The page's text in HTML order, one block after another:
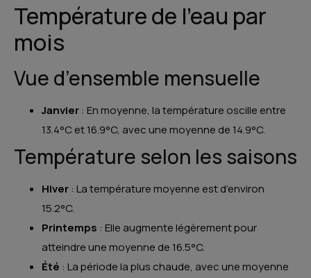
Température de l’eau par
mois
Vue d’ensemble mensuelle
Janvier : En moyenne, la température oscille entre
13.4°C et 16.9°C, avec une moyenne de 14.9°C.
Température selon les saisons
Hiver : La température moyenne est d’environ
15.2°C.
Printemps : Elle augmente légèrement pour
atteindre une moyenne de 16.5°C.
Été : La période la plus chaude, avec une moyenne